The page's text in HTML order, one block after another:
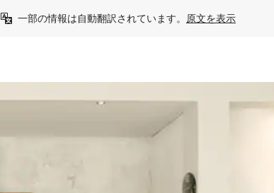
一部の情報は自動翻訳されています。 原文を表示